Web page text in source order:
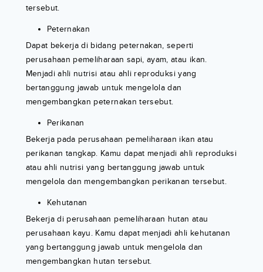
tersebut.
Peternakan
Dapat bekerja di bidang peternakan, seperti
perusahaan pemeliharaan sapi, ayam, atau ikan.
Menjadi ahli nutrisi atau ahli reproduksi yang
bertanggung jawab untuk mengelola dan
mengembangkan peternakan tersebut.
Perikanan
Bekerja pada perusahaan pemeliharaan ikan atau
perikanan tangkap. Kamu dapat menjadi ahli reproduksi
atau ahli nutrisi yang bertanggung jawab untuk
mengelola dan mengembangkan perikanan tersebut.
Kehutanan
Bekerja di perusahaan pemeliharaan hutan atau
perusahaan kayu. Kamu dapat menjadi ahli kehutanan
yang bertanggung jawab untuk mengelola dan
mengembangkan hutan tersebut.